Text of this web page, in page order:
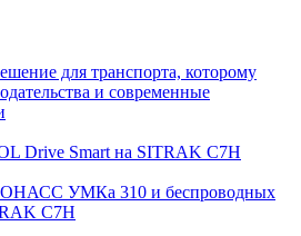
для транспорта, которому
и современные
Drive Smart на SITRAK C7H
УМКа 310 и беспроводных
C7H